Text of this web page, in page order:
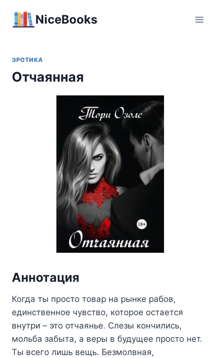
NiceBooks
ЭРОТИКА
Отчаянная
Аннотация
Когда ты просто товар на рынке рабов,
единственное чувство, которое остается
внутри – это отчаянье. Слезы кончились,
мольба забыта, а веры в будущее просто нет.
Ты всего лишь вещь. Безмолвная,